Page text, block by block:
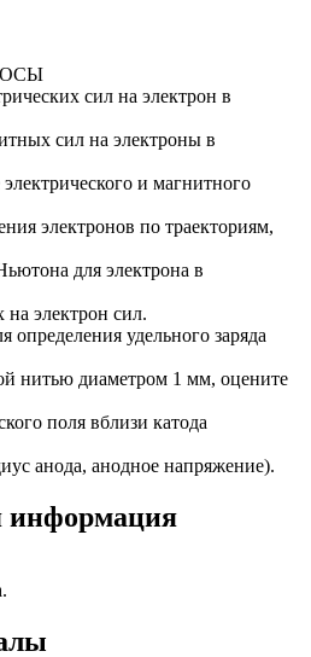
сил на электрон в
сил на электроны в
и магнитного
электронов по траекториям,
для электрона в
электрон сил.
удельного заряда
нитью диаметром 1 мм, оцените
поля вблизи катода
анода, анодное напряжение).
информация